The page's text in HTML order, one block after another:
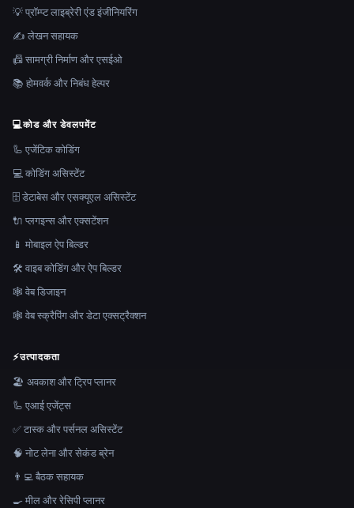
💡 प्रॉम्प्ट लाइब्रेरी एंड इंजीनियरिंग
✍️ लेखन सहायक
📠 सामग्री निर्माण और एसईओ
📚 होमवर्क और निबंध हेल्पर
💻कोड और डेवलपमेंट
🦾 एजेंटिक कोडिंग
💻 कोडिंग असिस्टेंट
🗄️ डेटाबेस और एसक्यूएल असिस्टेंट
🔌 प्लगइन्स और एक्सटेंशन
📱 मोबाइल ऐप बिल्डर
🛠️ वाइब कोडिंग और ऐप बिल्डर
🕸 वेब डिजाइन
🕸️ वेब स्क्रैपिंग और डेटा एक्सट्रैक्शन
⚡उत्पादकता
🏖 अवकाश और ट्रिप प्लानर
🦾 एआई एजेंट्स
✅ टास्क और पर्सनल असिस्टेंट
🧠 नोट लेना और सेकंड ब्रेन
👨‍💻 बैठक सहायक
🍳 मील और रेसिपी प्लानर